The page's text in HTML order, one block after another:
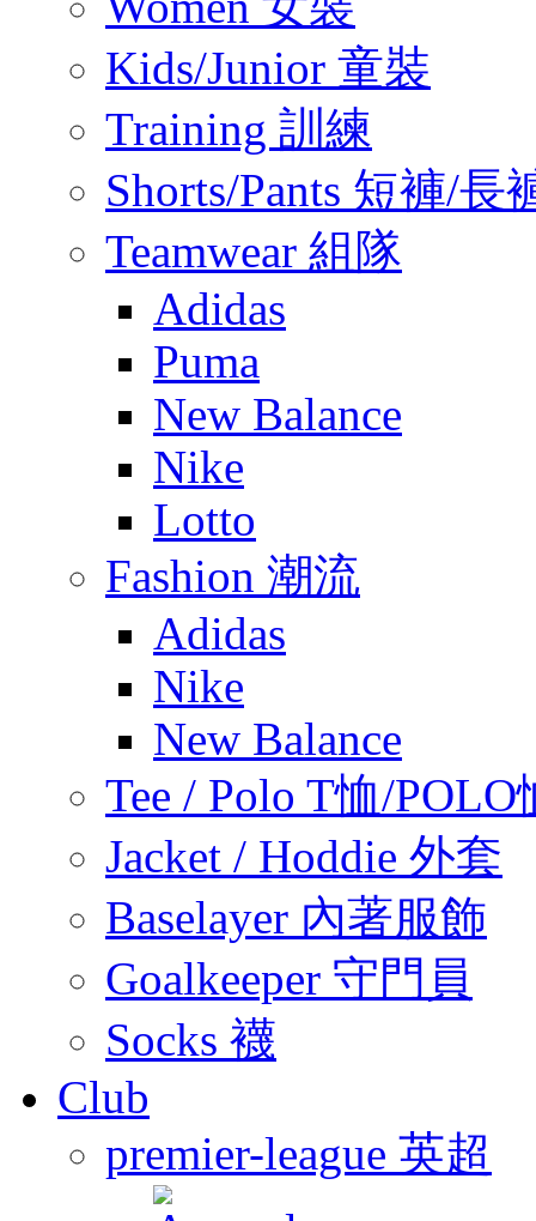
Kids/Junior 童裝
Training 訓練
Shorts/Pants 短褲/長
Teamwear 組隊
Adidas
Puma
New Balance
Nike
Lotto
Fashion 潮流
Adidas
Nike
New Balance
Tee / Polo T恤/POLO
Jacket / Hoddie 外套
Baselayer 內著服飾
Goalkeeper 守門員
Socks 襪
Club
premier-league 英超